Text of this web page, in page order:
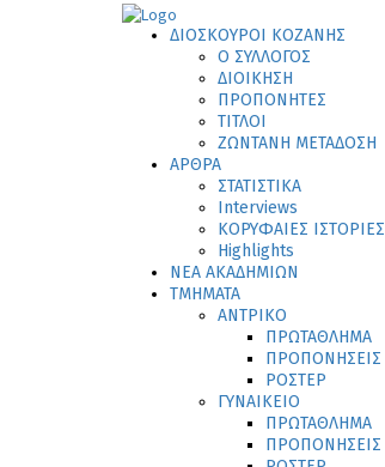
ΔΙΟΣΚΟΥΡΟΙ ΚΟΖΑΝΗΣ
Ο ΣΥΛΛΟΓΟΣ
ΔΙΟΙΚΗΣΗ
ΠΡΟΠΟΝΗΤΕΣ
ΤΙΤΛΟΙ
ΖΩΝΤΑΝΗ ΜΕΤΑΔΟΣΗ
ΑΡΘΡΑ
ΣΤΑΤΙΣΤΙΚΑ
Interviews
ΚΟΡΥΦΑΙΕΣ ΙΣΤΟΡΙΕΣ
Highlights
ΝΕΑ ΑΚΑΔΗΜΙΩΝ
ΤΜΗΜΑΤΑ
ΑΝΤΡΙΚΟ
ΠΡΩΤΑΘΛΗΜΑ
ΠΡΟΠΟΝΗΣΕΙΣ
ΡΟΣΤΕΡ
ΓΥΝΑΙΚΕΙΟ
ΠΡΩΤΑΘΛΗΜΑ
ΠΡΟΠΟΝΗΣΕΙΣ